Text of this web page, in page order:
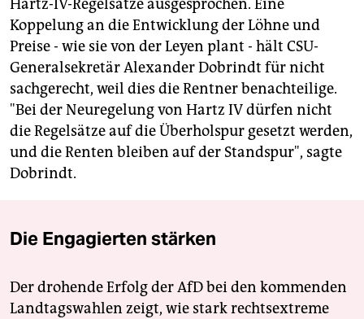
Hartz-IV-Regelsätze ausgesprochen. Eine
Koppelung an die Entwicklung der Löhne und
Preise - wie sie von der Leyen plant - hält CSU-
Generalsekretär Alexander Dobrindt für nicht
sachgerecht, weil dies die Rentner benachteilige.
"Bei der Neuregelung von Hartz IV dürfen nicht
die Regelsätze auf die Überholspur gesetzt werden,
und die Renten bleiben auf der Standspur", sagte
Dobrindt.
Die Engagierten stärken
Der drohende Erfolg der AfD bei den kommenden
Landtagswahlen zeigt, wie stark rechtsextreme